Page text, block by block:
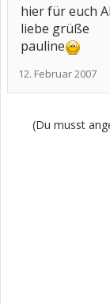
hier für euch
liebe grüße
pauline
12. Februar 2007
(Du musst